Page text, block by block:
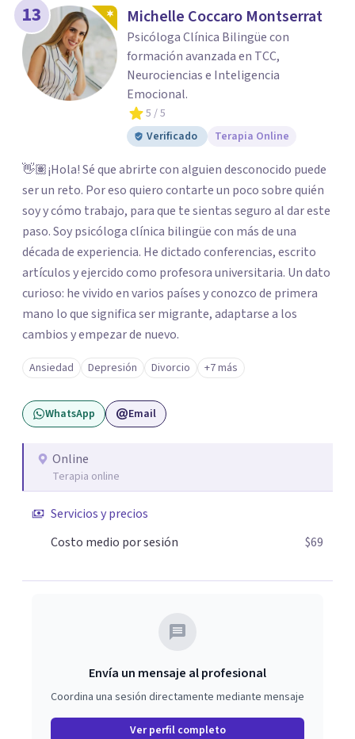
13 Michelle Coccaro Montserrat
Psicóloga Clínica Bilingüe con
formación avanzada en TCC,
Neurociencias e Inteligencia
Emocional.
5 / 5
Verificado
Terapia Online
👋🏽¡Hola! Sé que abrirte con alguien desconocido puede
ser un reto. Por eso quiero contarte un poco sobre quién
soy y cómo trabajo, para que te sientas seguro al dar este
paso. Soy psicóloga clínica bilingüe con más de una
década de experiencia. He dictado conferencias, escrito
artículos y ejercido como profesora universitaria. Un dato
curioso: he vivido en varios países y conozco de primera
mano lo que significa ser migrante, adaptarse a los
cambios y empezar de nuevo.
Ansiedad Depresión Divorcio +7 más
WhatsApp Email
Online
Terapia online
Servicios y precios
Costo medio por sesión
$69
Envía un mensaje al profesional
Coordina una sesión directamente mediante mensaje
Ver perfil completo